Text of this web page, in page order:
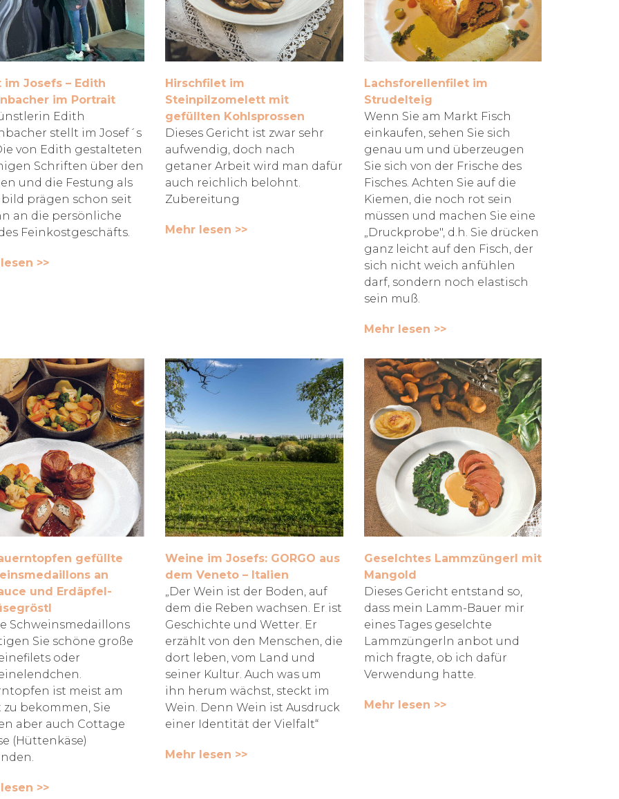
im Josefs – Edith
im Portrait
Edith
stellt im Josef´s
von Edith gestalteten
Schriften über den
und die Festung als
prägen schon seit
an die persönliche
Feinkostgeschäfts.
>>
Hirschfilet im
Steinpilzomelett mit
gefüllten Kohlsprossen
Dieses Gericht ist zwar sehr
aufwendig, doch nach
getaner Arbeit wird man dafür
auch reichlich belohnt.
Zubereitung
Mehr lesen >>
Lachsforellenfilet im
Strudelteig
Wenn Sie am Markt Fisch
einkaufen, sehen Sie sich
genau um und überzeugen
Sie sich von der Frische des
Fisches. Achten Sie auf die
Kiemen, die noch rot sein
müssen und machen Sie eine
„Druckprobe", d.h. Sie drücken
ganz leicht auf den Fisch, der
sich nicht weich anfühlen
darf, sondern noch elastisch
sein muß.
Mehr lesen >>
gefüllte
an
und Erdäpfel-
Schweinsmedaillons
Sie schöne große
oder
ist meist am
bekommen, Sie
aber auch Cottage
(Hüttenkäse)
>>
Weine im Josefs: GORGO aus
dem Veneto – Italien
„Der Wein ist der Boden, auf
dem die Reben wachsen. Er ist
Geschichte und Wetter. Er
erzählt von den Menschen, die
dort leben, vom Land und
seiner Kultur. Auch was um
ihn herum wächst, steckt im
Wein. Denn Wein ist Ausdruck
einer Identität der Vielfalt“
Mehr lesen >>
Geselchtes Lammzüngerl mit
Mangold
Dieses Gericht entstand so,
dass mein Lamm-Bauer mir
eines Tages geselchte
Lammzüngerln anbot und
mich fragte, ob ich dafür
Verwendung hatte.
Mehr lesen >>